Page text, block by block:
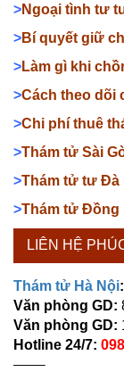
>Ngoại tình tư
>Bí quyết giữ
>Làm gì khi
>Cách theo dõi
>Chi phí thuê
>Thám tử Sài
>Thám tử tư Đà
>Thám tử Đồng
LIÊN HỆ
Thám tử Hà Nội:
Văn phòng GD:
Văn phòng GD:
Hotline 24/7:
——–